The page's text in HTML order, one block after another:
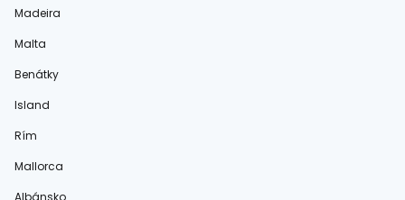
Madeira
Malta
Benátky
Island
Rím
Mallorca
Albánsko